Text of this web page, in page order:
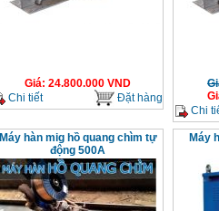
Giá: 24.800.000 VND
Chi tiết
Đặt hàng
Chi
Máy hàn mig hồ quang chìm tự
động 500A
Máy